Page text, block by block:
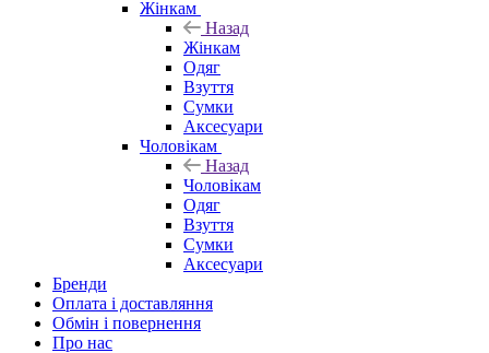
Жінкам
Назад
Жінкам
Одяг
Взуття
Сумки
Аксесуари
Чоловікам
Назад
Чоловікам
Одяг
Взуття
Сумки
Аксесуари
Бренди
Оплата і доставляння
Обмін і повернення
Про нас